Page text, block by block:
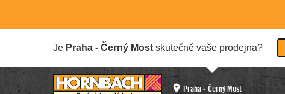
Je Praha - Černý Most skutečně vaše prodejna?
Praha - Černý Most